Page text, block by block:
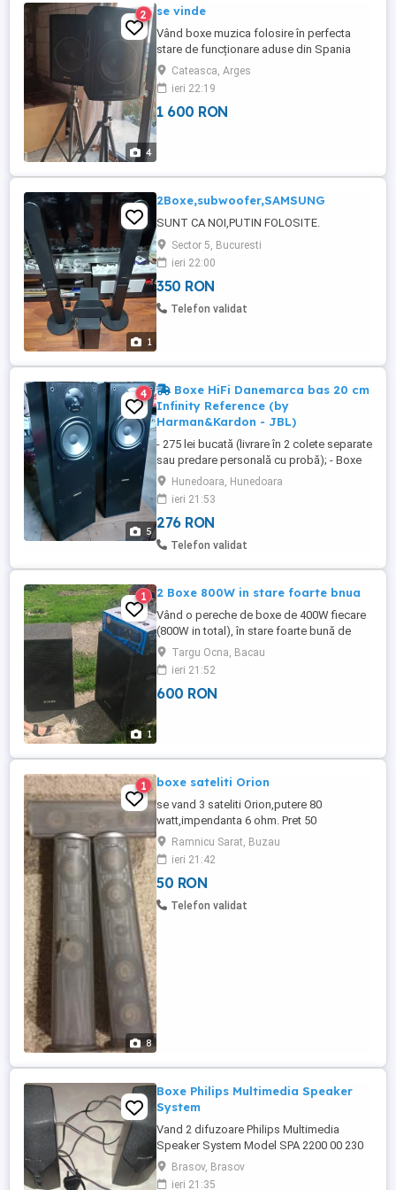
4
2 se vinde
Vând boxe muzica folosire în perfecta
stare de funcționare aduse din Spania
Cateasca, Arges
ieri 22:19
1 600 RON
1
2Boxe,subwoofer,SAMSUNG
SUNT CA NOI,PUTIN FOLOSITE.
Sector 5, Bucuresti
ieri 22:00
350 RON
Telefon validat
5
4
Boxe HiFi Danemarca bas 20 cm
Infinity Reference (by
Harman&Kardon - JBL)
- 275 lei bucată (livrare în 2 colete separate
sau predare personală cu probă); - Boxe
solide, produse sub licență
Harman&Kardon (JBL) la fabrica din
Danemarca; - Woofere de 20 cm cu
suspensie din cauciuc (nu se macină ca
cele din spumă) și cu con APG; astfel
...
Hunedoara, Hunedoara
ieri 21:53
276 RON
Telefon validat
1
1 2 Boxe 800W in stare foarte bnua
Vând o pereche de boxe de 400W fiecare
(800W in total), în stare foarte bună de
funcționare. Amplificatorul este vandut.
Contactați-mă aici , merci. Preț negociabil
600 lei amandoua ,foarte foarte
urgent,merci.
Targu Ocna, Bacau
ieri 21:52
600 RON
8
1 boxe sateliti Orion
se vand 3 sateliti Orion,putere 80
watt,impendanta 6 ohm. Pret 50
bucata,oricare.
Ramnicu Sarat, Buzau
ieri 21:42
50 RON
Telefon validat
Boxe Philips Multimedia Speaker
System
Vand 2 difuzoare Philips Multimedia
Speaker System Model SPA 2200 00 230
V -50 Hz , Maxim curent 30 mA Are
dimensiunile 6x6x19 cm
Brasov, Brasov
ieri 21:35